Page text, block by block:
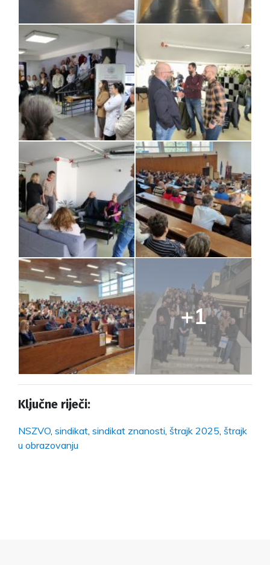
+1
Ključne riječi:
NSZVO sindikat sindikat znanosti štrajk 2025 štrajk
u obrazovanju